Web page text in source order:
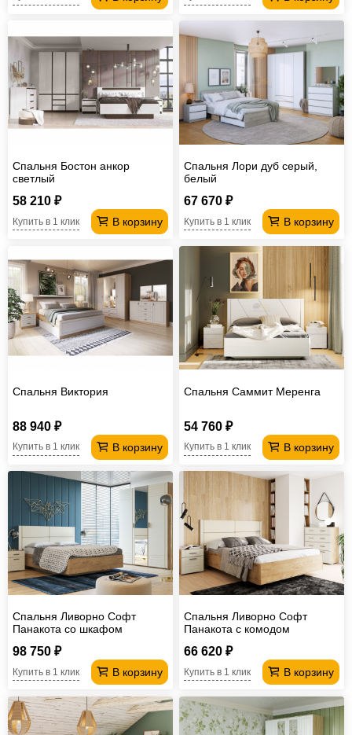
Спальня Бостон анкор
светлый
58 210 ₽
В корзину
Купить в 1 клик
Спальня Лори дуб серый,
белый
67 670 ₽
В корзину
Купить в 1 клик
Спальня Виктория
88 940 ₽
В корзину
Купить в 1 клик
Спальня Саммит Меренга
54 760 ₽
В корзину
Купить в 1 клик
Спальня Ливорно Софт
Панакота со шкафом
98 750 ₽
В корзину
Купить в 1 клик
Спальня Ливорно Софт
Панакота с комодом
66 620 ₽
В корзину
Купить в 1 клик